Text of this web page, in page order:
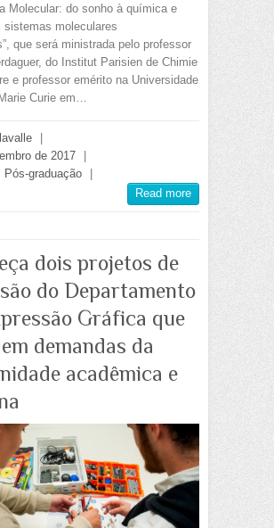
Molecular: do sonho à química e
moleculares
que será ministrada pelo professor
do Institut Parisien de Chimie
e professor emérito na Universidade
Curie em…
de 2017
Pós-graduação
Read more
dois projetos de
do Departamento
Gráfica que
demandas da
acadêmica e